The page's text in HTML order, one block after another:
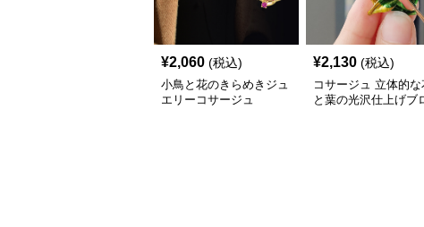
¥2,060 (税込)
小鳥と花のきらめきジュ
エリーコサージュ
¥2,130 (税込)
コサージュ 立体的な
と葉の光沢仕上げブ